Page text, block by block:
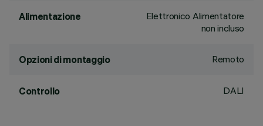
Alimentazione
Elettronico Alimentatore
non incluso
Opzioni di montaggio Remoto
Controllo DALI